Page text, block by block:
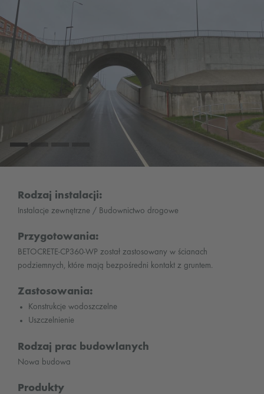
Rodzaj instalacji:
Instalacje zewnętrzne / Budownictwo drogowe
Przygotowania:
BETOCRETE-CP360-WP został zastosowany w ścianach
podziemnych, które mają bezpośredni kontakt z gruntem.
Zastosowania:
Konstrukcje wodoszczelne
Uszczelnienie
Rodzaj prac budowlanych
Nowa budowa
Produkty